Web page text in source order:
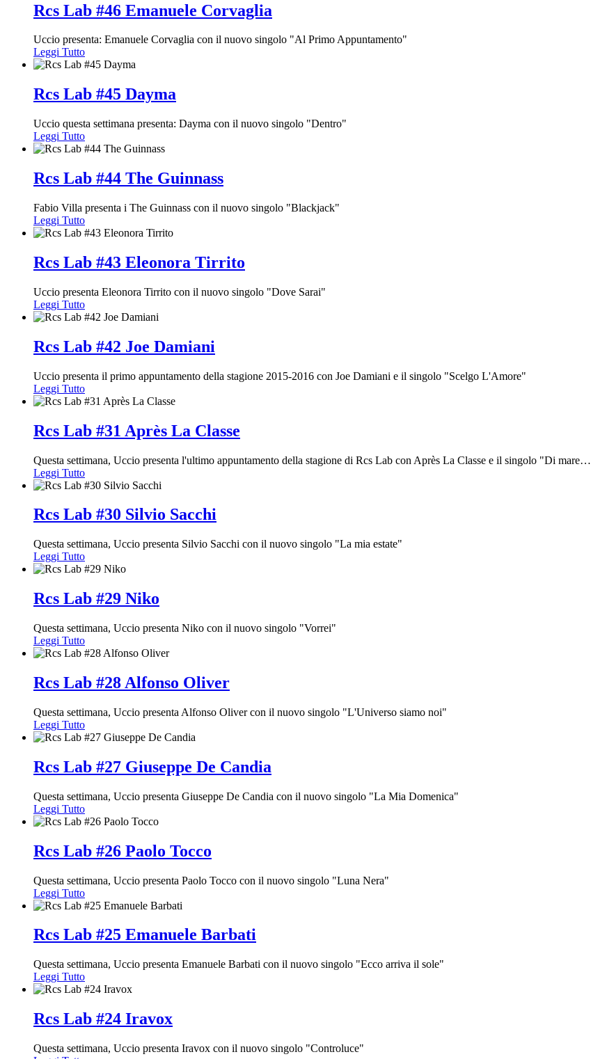
Rcs Lab #46 Emanuele Corvaglia
Uccio presenta: Emanuele Corvaglia con il nuovo singolo "Al Primo Appuntamento"
Leggi Tutto
Rcs Lab #45 Dayma
Uccio questa settimana presenta: Dayma con il nuovo singolo "Dentro"
Leggi Tutto
Rcs Lab #44 The Guinnass
Fabio Villa presenta i The Guinnass con il nuovo singolo "Blackjack"
Leggi Tutto
Rcs Lab #43 Eleonora Tirrito
Uccio presenta Eleonora Tirrito con il nuovo singolo "Dove Sarai"
Leggi Tutto
Rcs Lab #42 Joe Damiani
Uccio presenta il primo appuntamento della stagione 2015-2016 con Joe Damiani e il singolo "Scelgo L'Amore"
Leggi Tutto
Rcs Lab #31 Après La Classe
Questa settimana, Uccio presenta l'ultimo appuntamento della stagione di Rcs Lab con Après La Classe e il singolo "Di mare…
Leggi Tutto
Rcs Lab #30 Silvio Sacchi
Questa settimana, Uccio presenta Silvio Sacchi con il nuovo singolo "La mia estate"
Leggi Tutto
Rcs Lab #29 Niko
Questa settimana, Uccio presenta Niko con il nuovo singolo "Vorrei"
Leggi Tutto
Rcs Lab #28 Alfonso Oliver
Questa settimana, Uccio presenta Alfonso Oliver con il nuovo singolo "L'Universo siamo noi"
Leggi Tutto
Rcs Lab #27 Giuseppe De Candia
Questa settimana, Uccio presenta Giuseppe De Candia con il nuovo singolo "La Mia Domenica"
Leggi Tutto
Rcs Lab #26 Paolo Tocco
Questa settimana, Uccio presenta Paolo Tocco con il nuovo singolo "Luna Nera"
Leggi Tutto
Rcs Lab #25 Emanuele Barbati
Questa settimana, Uccio presenta Emanuele Barbati con il nuovo singolo "Ecco arriva il sole"
Leggi Tutto
Rcs Lab #24 Iravox
Questa settimana, Uccio presenta Iravox con il nuovo singolo "Controluce"